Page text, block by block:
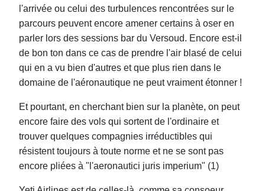
l'arrivée ou celui des turbulences rencontrées sur le
parcours peuvent encore amener certains à oser en
parler lors des sessions bar du Versoud. Encore est-il
de bon ton dans ce cas de prendre l'air blasé de celui
qui en a vu bien d'autres et que plus rien dans le
domaine de l'aéronautique ne peut vraiment étonner !
Et pourtant, en cherchant bien sur la planète, on peut
encore faire des vols qui sortent de l'ordinaire et
trouver quelques compagnies irréductibles qui
résistent toujours à toute norme et ne se sont pas
encore pliées à "l'aeronautici juris imperium" (1)